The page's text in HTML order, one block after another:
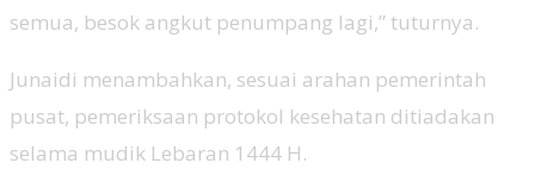
semua, besok angkut penumpang lagi,” tuturnya.
Junaidi menambahkan, sesuai arahan pemerintah
pusat, pemeriksaan protokol kesehatan ditiadakan
selama mudik Lebaran 1444 H.